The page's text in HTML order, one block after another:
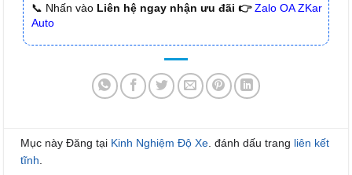
📞 Nhấn vào Liên hệ ngay nhận ưu đãi 👉 Zalo OA ZKar
Auto
Mục này Đăng tại Kinh Nghiệm Độ Xe . đánh dấu trang liên kết
tĩnh